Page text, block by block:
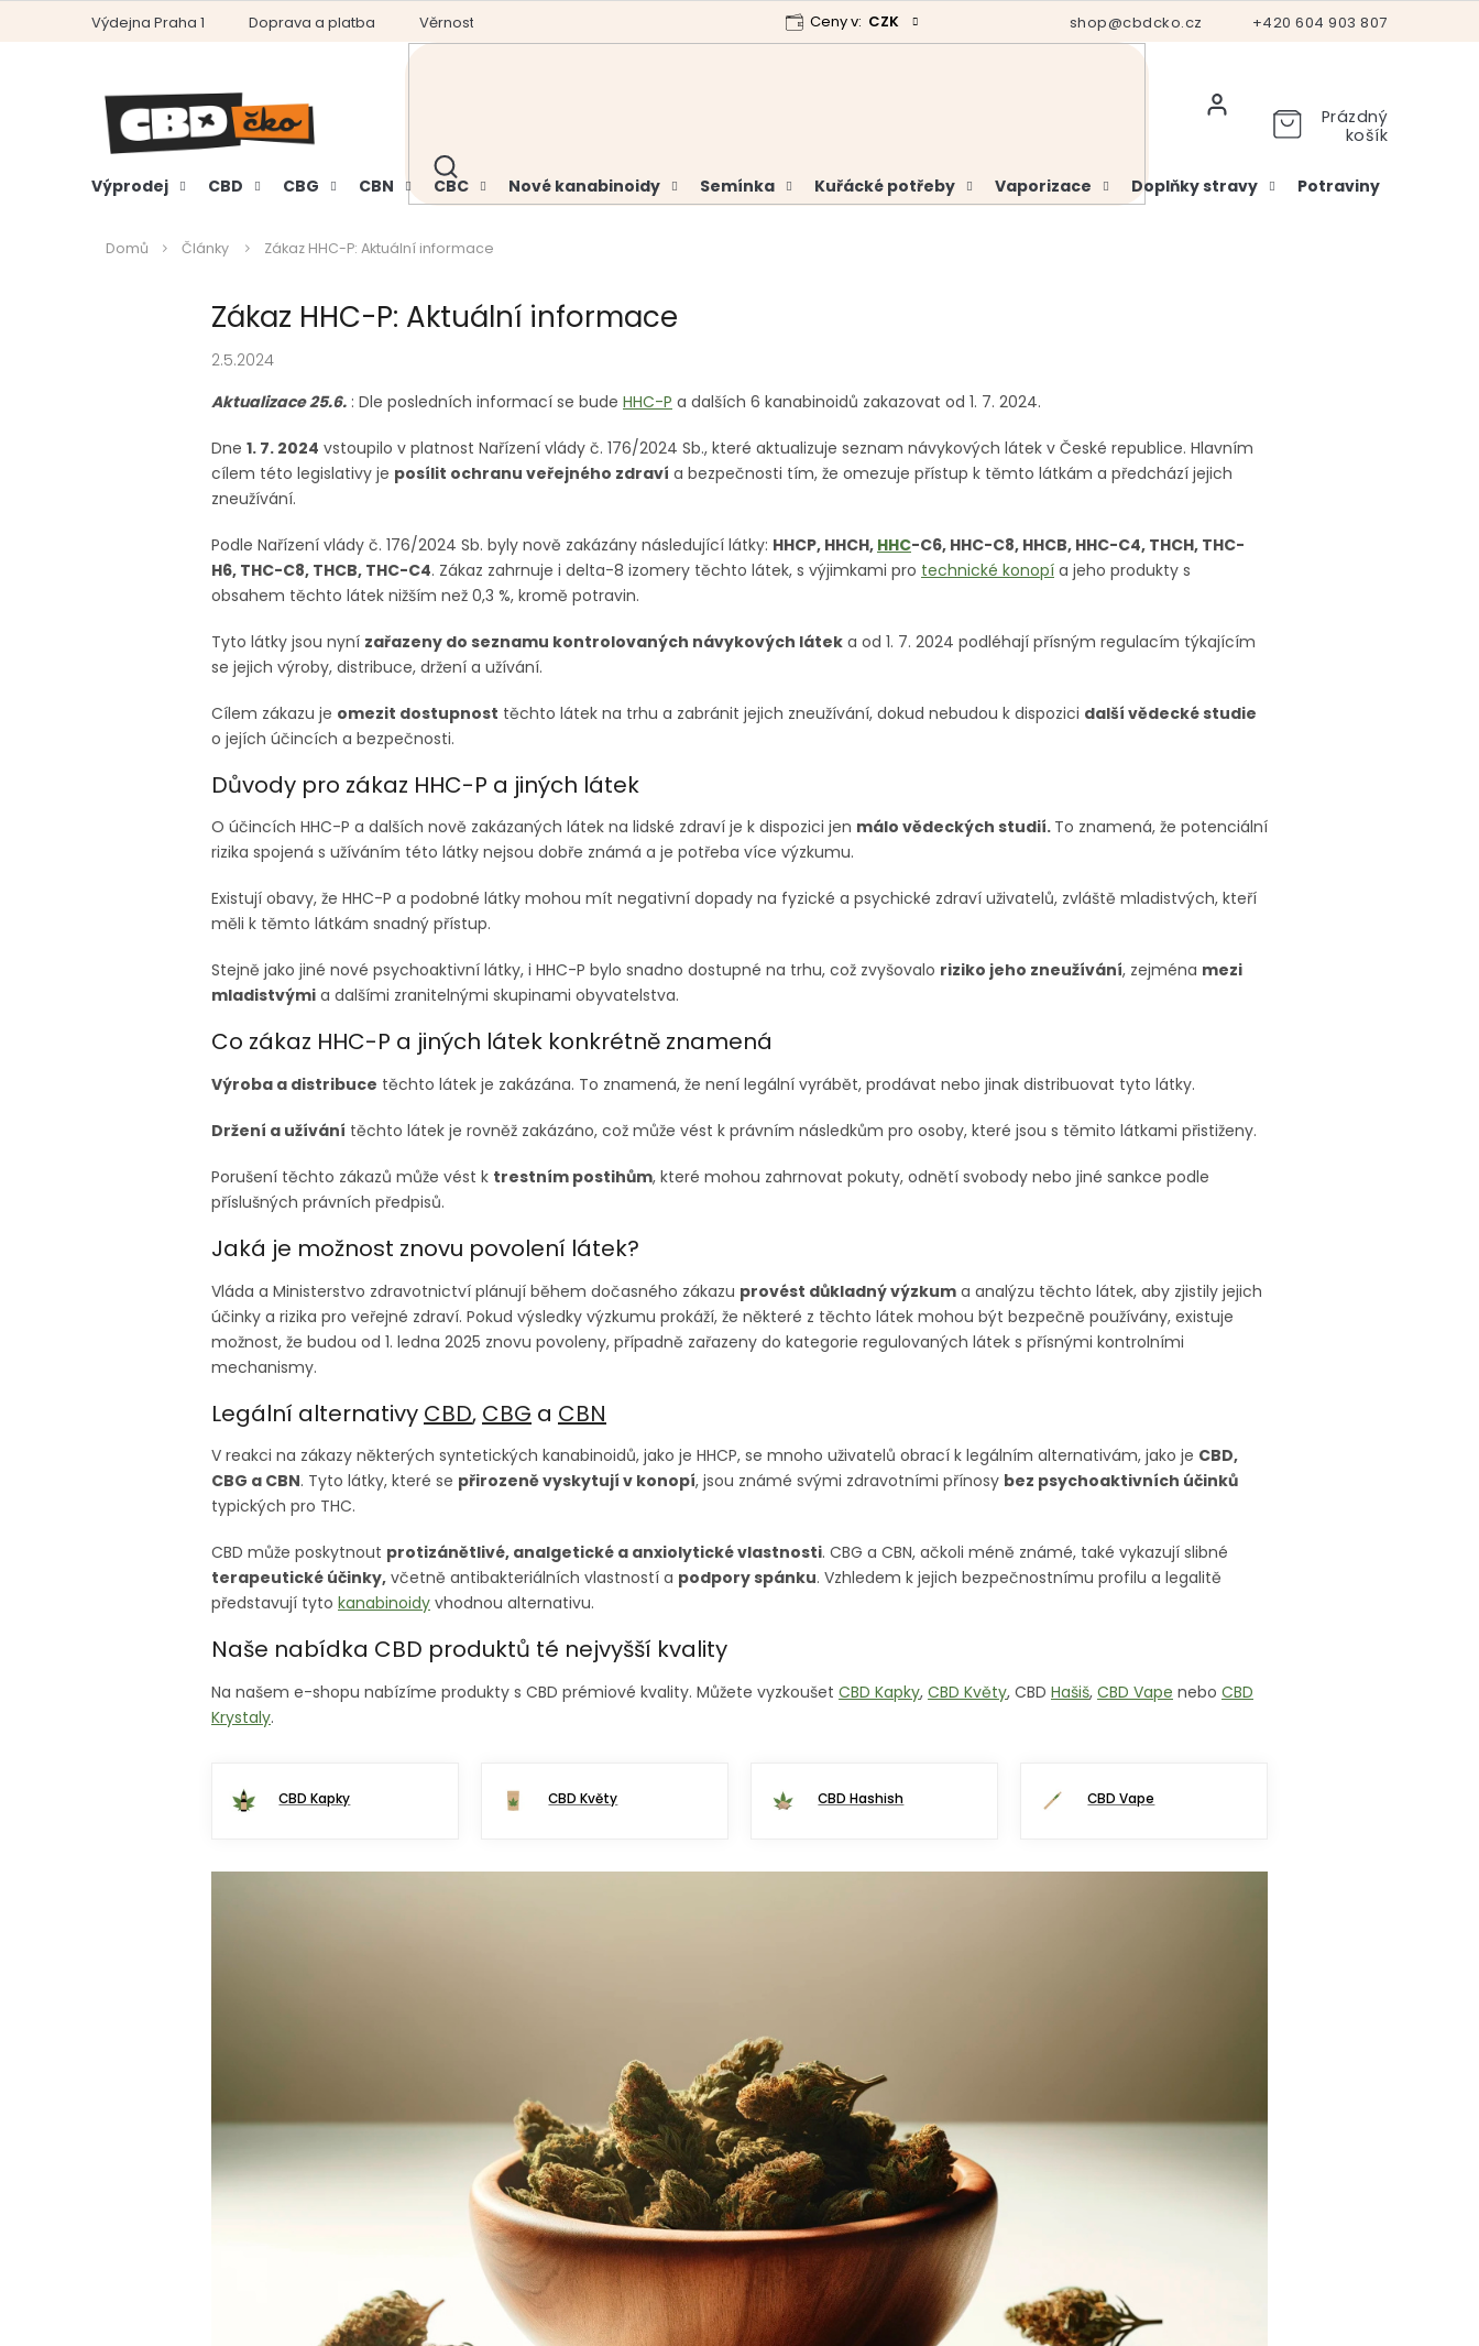
+420 604 903 807
shop@cbdcko.cz
Výdejna Praha 1 Doprava a platba Věrnostní program Analýzy a certifikáty Hodnocení obchodu Vrácení a reklamace
Ceny v: CZK
HLEDAT
Prázdný
košík
Výprodej CBD CBG CBN CBC Nové kanabinoidy Semínka Kuřácké potřeby Vaporizace Doplňky stravy Potraviny
Domů Články Zákaz HHC-P: Aktuální informace
Zákaz HHC-P: Aktuální informace
2.5.2024
Aktualizace 25.6. : Dle posledních informací se bude HHC-P a dalších 6 kanabinoidů zakazovat od 1. 7. 2024.
Dne 1. 7. 2024 vstoupilo v platnost Nařízení vlády č. 176/2024 Sb., které aktualizuje seznam návykových látek v České republice. Hlavním
cílem této legislativy je posílit ochranu veřejného zdraví a bezpečnosti tím, že omezuje přístup k těmto látkám a předchází jejich
zneužívání.
Podle Nařízení vlády č. 176/2024 Sb. byly nově zakázány následující látky: HHCP, HHCH, HHC-C6, HHC-C8, HHCB, HHC-C4, THCH, THC-
H6, THC-C8, THCB, THC-C4. Zákaz zahrnuje i delta-8 izomery těchto látek, s výjimkami pro technické konopí a jeho produkty s
obsahem těchto látek nižším než 0,3 %, kromě potravin.
Tyto látky jsou nyní zařazeny do seznamu kontrolovaných návykových látek a od 1. 7. 2024 podléhají přísným regulacím týkajícím
se jejich výroby, distribuce, držení a užívání.
Cílem zákazu je omezit dostupnost těchto látek na trhu a zabránit jejich zneužívání, dokud nebudou k dispozici další vědecké studie
o jejích účincích a bezpečnosti.
Důvody pro zákaz HHC-P a jiných látek
O účincích HHC-P a dalších nově zakázaných látek na lidské zdraví je k dispozici jen málo vědeckých studií. To znamená, že potenciální
rizika spojená s užíváním této látky nejsou dobře známá a je potřeba více výzkumu.
Existují obavy, že HHC-P a podobné látky mohou mít negativní dopady na fyzické a psychické zdraví uživatelů, zvláště mladistvých, kteří
měli k těmto látkám snadný přístup.
Stejně jako jiné nové psychoaktivní látky, i HHC-P bylo snadno dostupné na trhu, což zvyšovalo riziko jeho zneužívání, zejména mezi
mladistvými a dalšími zranitelnými skupinami obyvatelstva.
Co zákaz HHC-P a jiných látek konkrétně znamená
Výroba a distribuce těchto látek je zakázána. To znamená, že není legální vyrábět, prodávat nebo jinak distribuovat tyto látky.
Držení a užívání těchto látek je rovněž zakázáno, což může vést k právním následkům pro osoby, které jsou s těmito látkami přistiženy.
Porušení těchto zákazů může vést k trestním postihům, které mohou zahrnovat pokuty, odnětí svobody nebo jiné sankce podle
příslušných právních předpisů.
Jaká je možnost znovu povolení látek?
Vláda a Ministerstvo zdravotnictví plánují během dočasného zákazu provést důkladný výzkum a analýzu těchto látek, aby zjistily jejich
účinky a rizika pro veřejné zdraví. Pokud výsledky výzkumu prokáží, že některé z těchto látek mohou být bezpečně používány, existuje
možnost, že budou od 1. ledna 2025 znovu povoleny, případně zařazeny do kategorie regulovaných látek s přísnými kontrolními
mechanismy.
Legální alternativy CBD, CBG a CBN
V reakci na zákazy některých syntetických kanabinoidů, jako je HHCP, se mnoho uživatelů obrací k legálním alternativám, jako je CBD,
CBG a CBN. Tyto látky, které se přirozeně vyskytují v konopí, jsou známé svými zdravotními přínosy bez psychoaktivních účinků
typických pro THC.
CBD může poskytnout protizánětlivé, analgetické a anxiolytické vlastnosti. CBG a CBN, ačkoli méně známé, také vykazují slibné
terapeutické účinky, včetně antibakteriálních vlastností a podpory spánku. Vzhledem k jejich bezpečnostnímu profilu a legalitě
představují tyto kanabinoidy vhodnou alternativu.
Naše nabídka CBD produktů té nejvyšší kvality
Na našem e-shopu nabízíme produkty s CBD prémiové kvality. Můžete vyzkoušet CBD Kapky, CBD Květy, CBD Hašiš, CBD Vape nebo CBD
Krystaly.
CBD Kapky CBD Květy CBD Hashish CBD Vape